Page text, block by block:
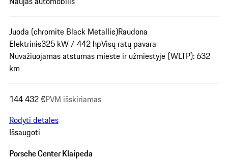
Juoda (chromite Black Metallic)Raudona
Elektrinis325 kW / 442 hpVisų ratų pavara
Nuvažiuojamas atstumas mieste ir užmiestyje (WLTP): 632
km
144 432 €PVM išskiriamas
Rodyti detales
Išsaugoti
Porsche Center Klaipeda